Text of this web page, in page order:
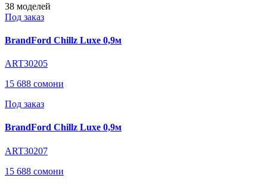
38 моделей
Под заказ
BrandFord Chillz Luxe 0,9м
ART30205
15 688 сомони
Под заказ
BrandFord Chillz Luxe 0,9м
ART30207
15 688 сомони